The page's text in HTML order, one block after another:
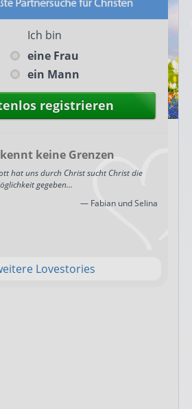
Ich bin
eine Frau
ein Mann
registrieren
keine Grenzen
hat uns durch Christ sucht Christ die
gegeben...
— Fabian und Selina
Lovestories